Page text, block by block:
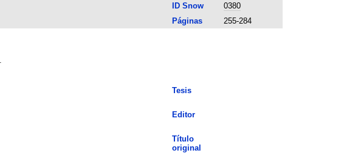
ID Snow
0380
Páginas
255-284
Tesis
Editor
Título
original